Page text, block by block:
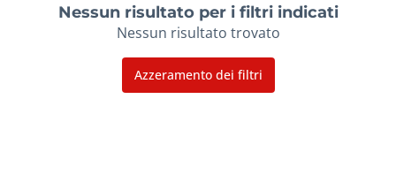
Nessun risultato per i filtri indicati
Nessun risultato trovato
Azzeramento dei filtri